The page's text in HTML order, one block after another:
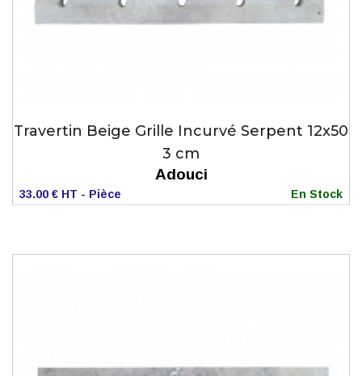
Travertin Beige Grille Incurvé Serpent 12x50
3 cm
Adouci
33.00 € HT - Pièce En Stock